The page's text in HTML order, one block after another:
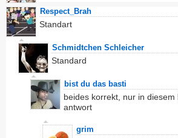
Respect_Brah
Standart
Schmidtchen Schleicher
Standard
bist du das basti
beides korrekt, nur in
antwort
grim